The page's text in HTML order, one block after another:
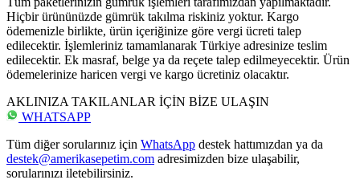
Hiçbir ürününüzde gümrük takılma riskiniz yoktur. Kargo
ödemenizle birlikte, ürün içeriğinize göre vergi ücreti talep
edilecektir. İşlemleriniz tamamlanarak Türkiye adresinize teslim
edilecektir. Ek masraf, belge ya da reçete talep edilmeyecektir. Ürün
ödemelerinize haricen vergi ve kargo ücretiniz olacaktır.
AKLINIZA TAKILANLAR İÇİN BİZE ULAŞIN
WHATSAPP
Tüm diğer sorularınız için WhatsApp destek hattımızdan ya da
destek@amerikasepetim.com adresimizden bize ulaşabilir,
sorularınızı iletebilirsiniz.